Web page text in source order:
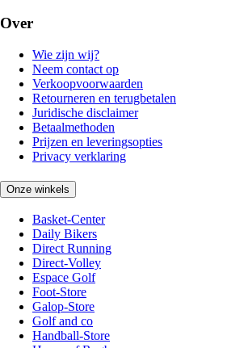
Over
Wie zijn wij?
Neem contact op
Verkoopvoorwaarden
Retourneren en terugbetalen
Juridische disclaimer
Betaalmethoden
Prijzen en leveringsopties
Privacy verklaring
Onze winkels
Basket-Center
Daily Bikers
Direct Running
Direct-Volley
Espace Golf
Foot-Store
Galop-Store
Golf and co
Handball-Store